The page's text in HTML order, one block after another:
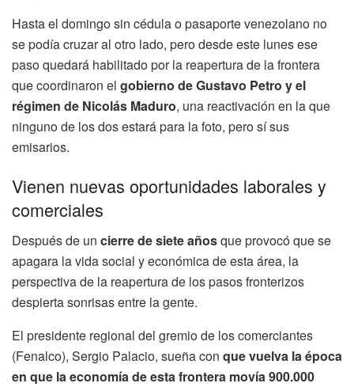
Hasta el domingo sin cédula o pasaporte venezolano no
se podía cruzar al otro lado, pero desde este lunes ese
paso quedará habilitado por la reapertura de la frontera
que coordinaron el gobierno de Gustavo Petro y el
régimen de Nicolás Maduro, una reactivación en la que
ninguno de los dos estará para la foto, pero sí sus
emisarios.
Vienen nuevas oportunidades laborales y
comerciales
Después de un cierre de siete añosque provocó que se
apagara la vida social y económica de esta área, la
perspectiva de la reapertura de los pasos fronterizos
despierta sonrisas entre la gente.
El presidente regional del gremio de los comerciantes
(Fenalco), Sergio Palacio, sueña con que vuelva la época
en que la economía de esta frontera movía 900.000